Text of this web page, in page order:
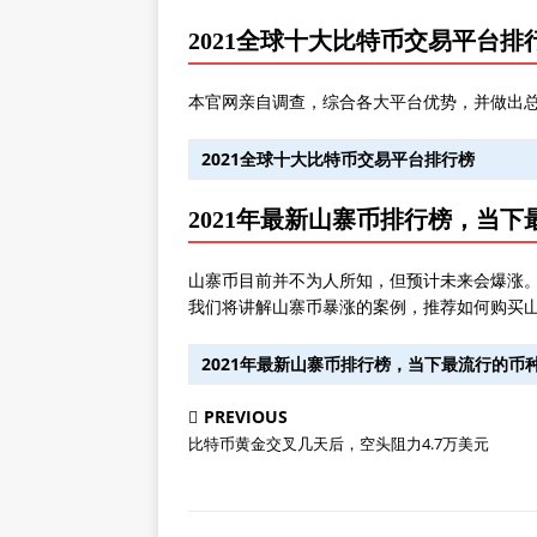
2021全球十大比特币交易平台排
本官网亲自调查，综合各大平台优势，并做出
2021全球十大比特币交易平台排行榜
2021年最新山寨币排行榜，当下
山寨币目前并不为人所知，但预计未来会爆涨
我们将讲解山寨币暴涨的案例，推荐如何购买
2021年最新山寨币排行榜，当下最流行的币
PREVIOUS
比特币黄金交叉几天后，空头阻力4.7万美元